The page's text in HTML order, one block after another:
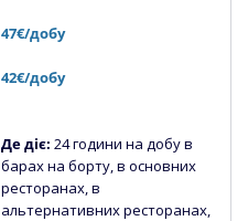
47€/добу
42€/добу
Де діє: 24 години на добу в
барах на борту, в основних
ресторанах, в
альтернативних ресторанах,